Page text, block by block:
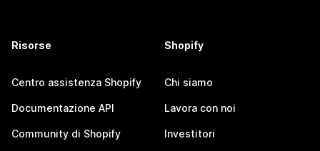
Risorse
Centro assistenza Shopify
Documentazione API
Community di Shopify
Shopify
Chi siamo
Lavora con noi
Investitori